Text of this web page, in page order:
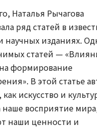
Наталья Рычагова
ряд статей в
научных изданиях.
статей —
на формирование
В этой статье
искусство и
восприятие
наши ценности и